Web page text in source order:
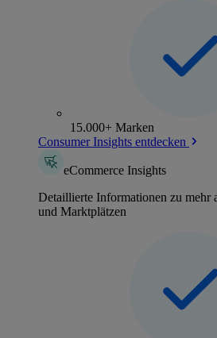
15.000+ Marken
Consumer Insights entdecken
eCommerce Insights
Detaillierte Informationen zu mehr
und Marktplätzen